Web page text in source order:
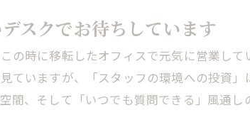
スクでお待ちしています
の時に移転したオフィスで元気に営業し
ていますが、「スタッフの環境への投資」
間、そして「いつでも質問できる」風通し